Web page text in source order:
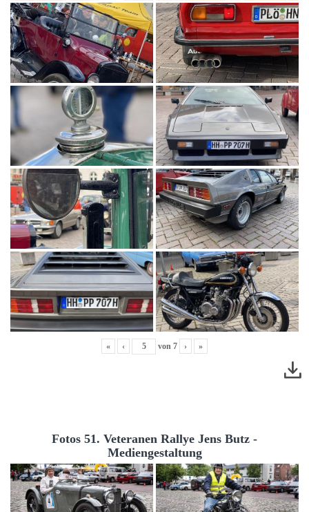
« ‹ von 7 › »
Fotos 51. Veteranen Rallye Jens Butz -
Mediengestaltung